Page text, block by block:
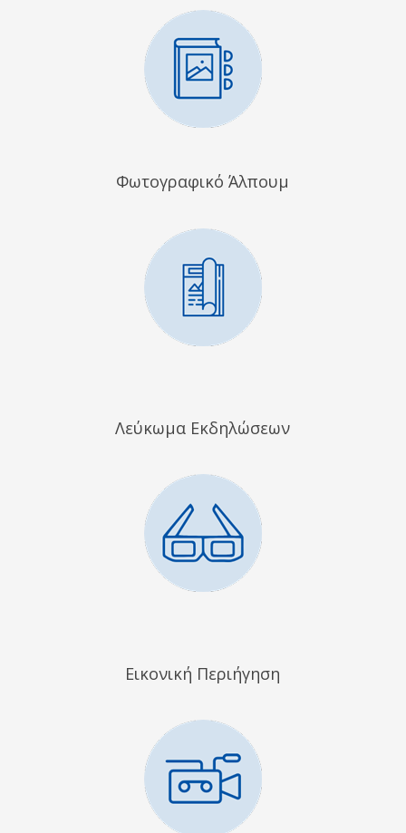
Φωτογραφικό Άλπουμ
Λεύκωμα Εκδηλώσεων
Εικονική Περιήγηση